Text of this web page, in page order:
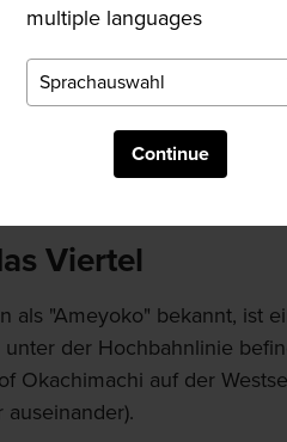
multiple languages
Continue
Viertel
als "Ameyoko" bekannt, ist
der Hochbahnlinie
Okachimachi auf der